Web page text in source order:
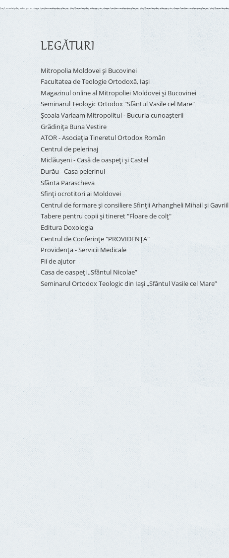
LEGĂTURI
Mitropolia Moldovei și Bucovinei
Facultatea de Teologie Ortodoxă, Iaşi
Magazinul online al Mitropoliei Moldovei și Bucovinei
Seminarul Teologic Ortodox "Sfântul Vasile cel Mare"
Şcoala Varlaam Mitropolitul - Bucuria cunoaşterii
Grădinița Buna Vestire
ATOR - Asociaţia Tineretul Ortodox Român
Centrul de pelerinaj
Miclăușeni - Casă de oaspeţi şi Castel
Durău - Casa pelerinul
Sfânta Parascheva
Sfinți ocrotitori ai Moldovei
Centrul de formare și consiliere Sfinții Arhangheli Mihail și Gavriil
Tabere pentru copii şi tineret "Floare de colţ"
Editura Doxologia
Centrul de Conferinţe "PROVIDENŢA"
Providenţa - Servicii Medicale
Fii de ajutor
Casa de oaspeți „Sfântul Nicolae”
Seminarul Ortodox Teologic din Iași „Sfântul Vasile cel Mare”